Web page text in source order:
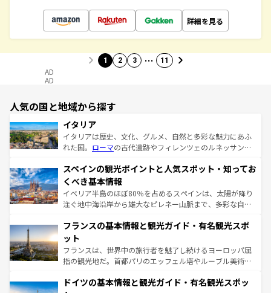
詳細を見る
1 2 3 … 11
AD
AD
人気の国と地域から探す
イタリア
イタリアは歴史、文化、グルメ、自然と多彩な魅力にあふ
れた国。 ローマの古代遺跡やフィレンツェのルネッサンス
ろん、トスカーナの美しい田園風景やアマルフィ海岸の絶
景など、自然景観も見逃せない。観光の合間には、本場の
ピザやパスタなど、絶品のイタリア料理を堪能することも
できる。朝目覚めてから夜眠るまで、すべての瞬間を楽し
なお、新着のイタリア情報はコンテンツ一覧を参照してほ
しい。
スペインの観光ポイントと人気スポット・知ってお
くべき基本情報
イベリア半島のほぼ80％を占めるスペインは、太陽が降り
注ぐ地中海沿岸から雄大なピレネー山脈まで、多彩な自然
文化が根付くこの国では、情熱的なフラメンコ、熱気あふ
れる闘牛、そして美味しいタパスが生活の一部となってい
る。首都マドリードの洗練された雰囲気や、バルセロナの
アートに溢れた街角から、地方では古代ローマ遺跡や中世
せる。地方によって風土や気候が異なるスペインはその個
フランスの基本情報と観光ガイド・有名観光スポ
ット
フランスは、世界中の旅行者を魅了し続けるヨーロッパ屈
指の観光地だ。首都パリのエッフェル塔やルーブル美術館
で、幅広い魅力が詰まっている。華麗な宮殿、歴史的な大
ドイツの基本情報と観光ガイド・有名観光スポッ